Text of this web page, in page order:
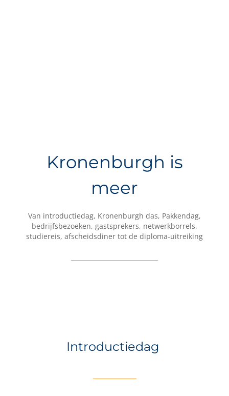
Kronenburgh is
meer
Van introductiedag, Kronenburgh das, Pakkendag,
bedrijfsbezoeken, gastsprekers, netwerkborrels,
studiereis, afscheidsdiner tot de diploma-uitreiking
Introductiedag